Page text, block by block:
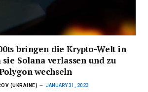
bringen die Krypto-Welt in
Solana verlassen und zu
wechseln
(UKRAINE) JANUARY 31, 2023